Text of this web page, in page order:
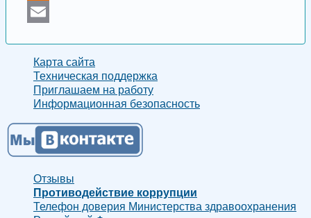
Odnoklassniki
Карта сайта
Техническая поддержка
Приглашаем на работу
Информационная безопасность
Отзывы
Противодействие коррупции
Телефон доверия Министерства здравоохранения